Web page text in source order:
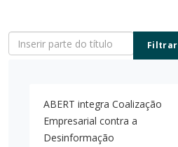
Inserir parte do título Filtrar
ABERT integra Coalização
Empresarial contra a
Desinformação